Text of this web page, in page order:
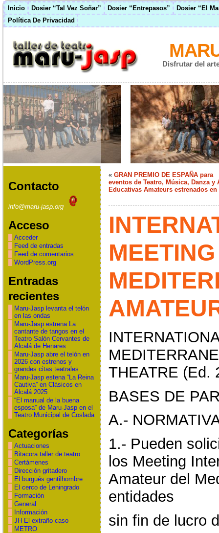
Inicio Dosier “Tal Vez Soñar” Dosier “Entrepasos”
Dosier “El
Política De Privacidad
Disfrutar del
Contacto
info@maru-jasp.org
Acceso
Acceder
Feed de entradas
Feed de comentarios
WordPress.org
Entradas
recientes
Maru-Jasp levanta el telón
en las ondas
Maru-Jasp estrena La
cantante de tangos en el
Teatro Salón Cervantes de
Alcalá de Henares
Maru-Jasp abre el telón en
2026 con estrenos y
grandes citas teatrales
Maru-Jasp estena “La Reina
Cautiva” en Clásicos en
Alcalá 2025
“El manual de la buena
esposa” de Maru-Jasp en el
Teatro Municipal de Coslada
Categorías
Actuaciones
Bitacora taller de teatro
Certámenes
Dirección gritadero
El burgués gentilhombre
El cerco de Leningrado
Formación
General
Información
JH El extraño caso
METRO
« GRAN PREMIO DE ESPAÑA para
eventos de Teatro, Música, Danza y
Educativas Amateurs estrenados en
THEATRE (Ed.
BASES DE
A.-
1.- Pueden
los Meeting
Amateur del
entidades
sin fin de lucro